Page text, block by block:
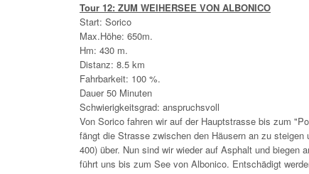
Tour 12: ZUM WEIHERSEE VON ALBONICO
Start: Sorico
Max.Höhe: 650m.
Hm: 430 m.
Distanz: 8.5 km
Fahrbarkeit: 100 %.
Dauer 50 Minuten
Schwierigkeitsgrad: anspruchsvoll
Von Sorico fahren wir auf der Hauptstrasse bis zum
fängt die Strasse zwischen den Häusern an zu
400) über. Nun sind wir wieder auf Asphalt und
führt uns bis zum See von Albonico. Entschädigt